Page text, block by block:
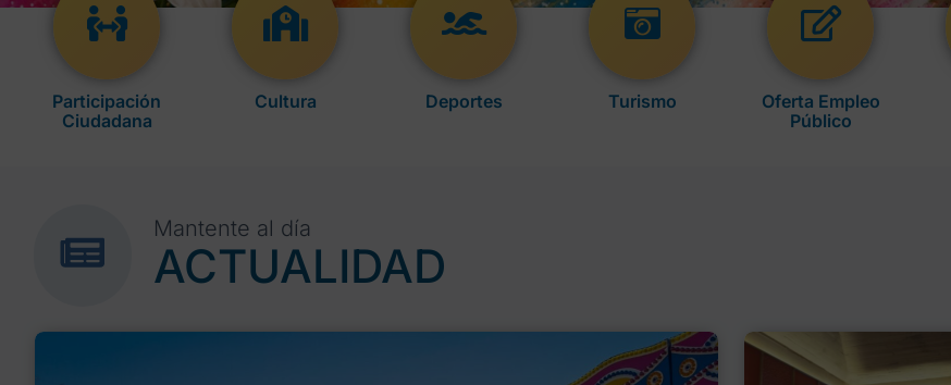
Participación
Ciudadana
Cultura Deportes Turismo
Oferta Empleo
Público
Mantente al día
ACTUALIDAD